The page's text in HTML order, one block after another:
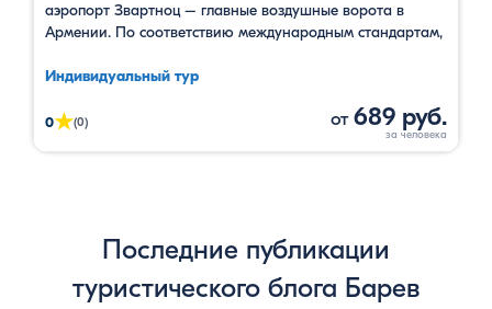
аэропорт Звартноц – главные воздушные ворота в
Армении. По соответствию международным стандартам,
Аэропорт получил свое название от находящегося рядом
средневековья Звартноц, который стал важной
Индивидуальный тур
0★(0) от 689 руб.
Последние публикации
туристического блога Барев